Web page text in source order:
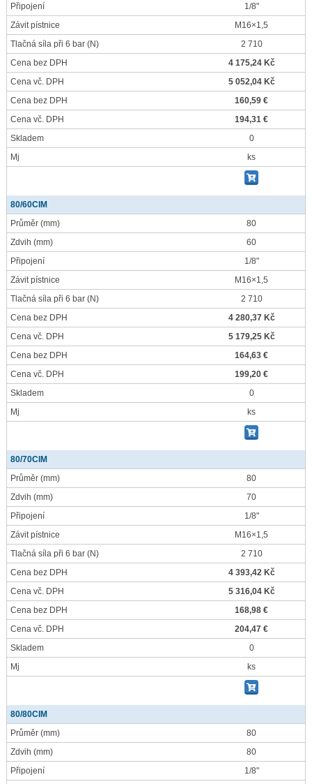
Připojení
1/8"
Závit pístnice
M16×1,5
Tlačná síla při 6 bar (N)
2 710
Cena bez DPH
4 175,24 Kč
Cena vč. DPH
5 052,04 Kč
Cena bez DPH
160,59 €
Cena vč. DPH
194,31 €
Skladem
0
Mj
ks
80/60CIM
Průměr (mm)
80
Zdvih (mm)
60
Připojení
1/8"
Závit pístnice
M16×1,5
Tlačná síla při 6 bar (N)
2 710
Cena bez DPH
4 280,37 Kč
Cena vč. DPH
5 179,25 Kč
Cena bez DPH
164,63 €
Cena vč. DPH
199,20 €
Skladem
0
Mj
ks
80/70CIM
Průměr (mm)
80
Zdvih (mm)
70
Připojení
1/8"
Závit pístnice
M16×1,5
Tlačná síla při 6 bar (N)
2 710
Cena bez DPH
4 393,42 Kč
Cena vč. DPH
5 316,04 Kč
Cena bez DPH
168,98 €
Cena vč. DPH
204,47 €
Skladem
0
Mj
ks
80/80CIM
Průměr (mm)
80
Zdvih (mm)
80
Připojení
1/8"